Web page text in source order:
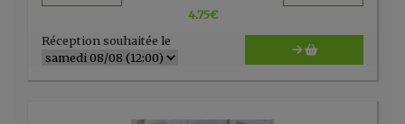
4.75€
Réception souhaitée le